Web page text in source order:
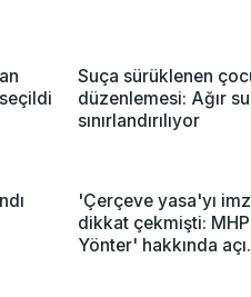
Suça sürüklenen
düzenlemesi: Ağır
sınırlandırılıyor
'Çerçeve yasa'yı
dikkat çekmişti:
Yönter' hakkında